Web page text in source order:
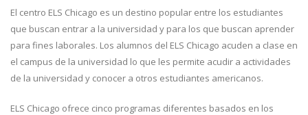
El centro ELS Chicago es un destino popular entre los estudiantes
que buscan entrar a la universidad y para los que buscan aprender
para fines laborales. Los alumnos del ELS Chicago acuden a clase en
el campus de la universidad lo que les permite acudir a actividades
de la universidad y conocer a otros estudiantes americanos.
ELS Chicago ofrece cinco programas diferentes basados en los